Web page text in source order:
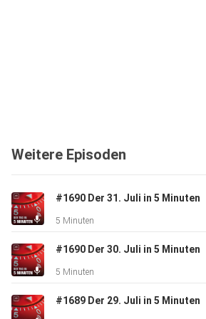
Weitere Episoden
#1690 Der 31. Juli in 5 Minuten
5 Minuten
#1690 Der 30. Juli in 5 Minuten
5 Minuten
#1689 Der 29. Juli in 5 Minuten